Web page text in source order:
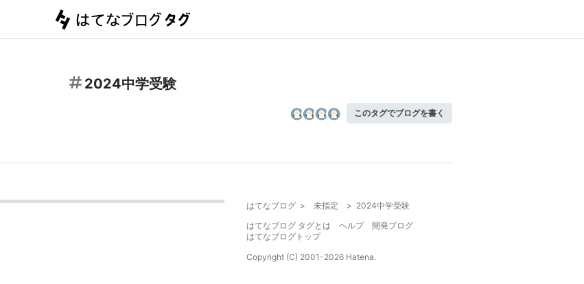
2024中学受験
このタグでブログを書く
はてなブログ > 未指定 > 2024中学受験
はてなブログ タグとは
ヘルプ
開発ブログ
はてなブログトップ
Copyright (C) 2001-2026 Hatena.